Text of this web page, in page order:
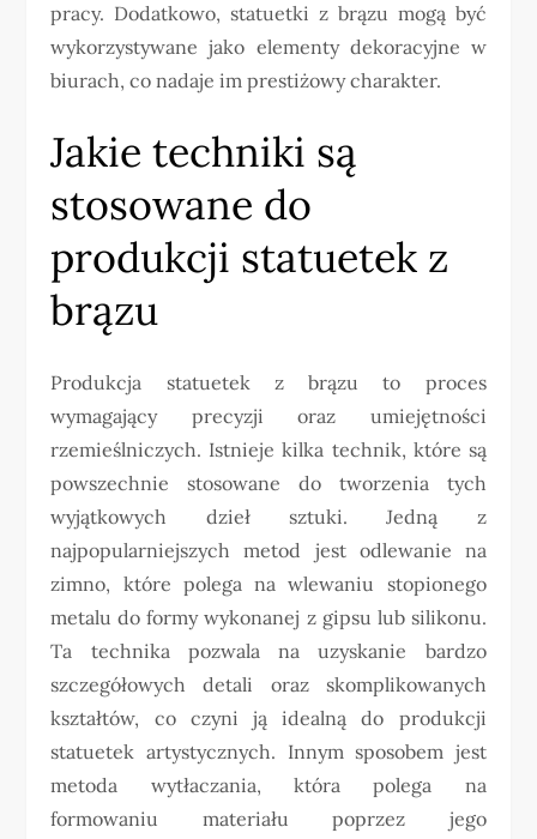
pracy. Dodatkowo, statuetki z brązu mogą być
wykorzystywane jako elementy dekoracyjne w
biurach, co nadaje im prestiżowy charakter.
Jakie techniki są
stosowane do
produkcji statuetek z
brązu
Produkcja statuetek z brązu to proces
wymagający precyzji oraz umiejętności
rzemieślniczych. Istnieje kilka technik, które są
powszechnie stosowane do tworzenia tych
wyjątkowych dzieł sztuki. Jedną z
najpopularniejszych metod jest odlewanie na
zimno, które polega na wlewaniu stopionego
metalu do formy wykonanej z gipsu lub silikonu.
Ta technika pozwala na uzyskanie bardzo
szczegółowych detali oraz skomplikowanych
kształtów, co czyni ją idealną do produkcji
statuetek artystycznych. Innym sposobem jest
metoda wytłaczania, która polega na
formowaniu materiału poprzez jego